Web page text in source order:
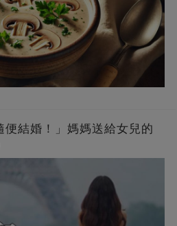
便結婚！」媽媽送給女兒的